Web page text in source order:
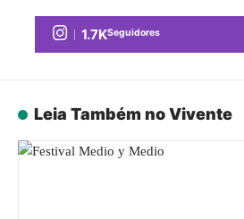
1.7KSeguidores
Leia Também no Vivente